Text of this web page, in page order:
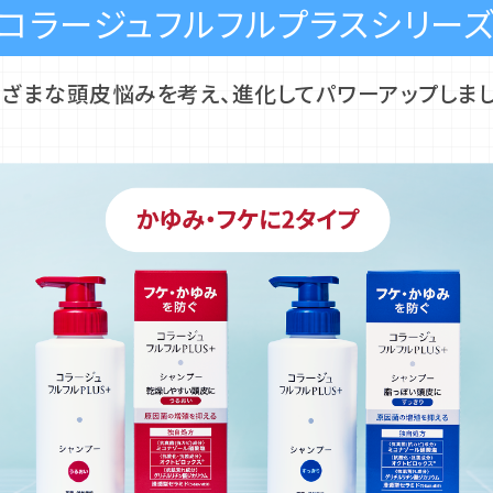
ラージュフルフルプラスシリー
まな頭皮悩みを考え、進化してパワーアップしま